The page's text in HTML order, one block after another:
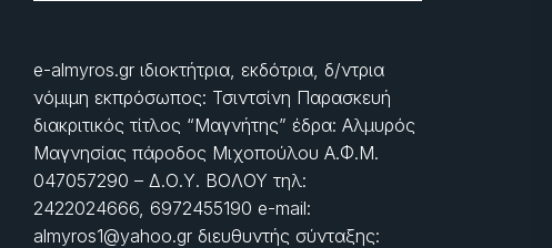
e-almyros.gr ιδιοκτήτρια, εκδότρια, δ/ντρια
νόμιμη εκπρόσωπος: Τσιντσίνη Παρασκευή
διακριτικός τίτλος “Μαγνήτης” έδρα: Αλμυρός
Μαγνησίας πάροδος Μιχοπούλου Α.Φ.Μ.
047057290 – Δ.Ο.Υ. ΒΟΛΟΥ τηλ:
2422024666, 6972455190 e-mail:
almyros1@yahoo.gr διευθυντής σύνταξης: